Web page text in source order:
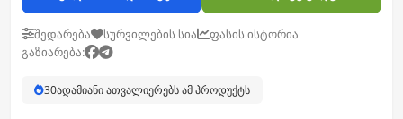
შედარება სურვილების სია
ფასის ისტორია
გაზიარება:
30ადამიანი ათვალიერებს ამ პროდუქტს